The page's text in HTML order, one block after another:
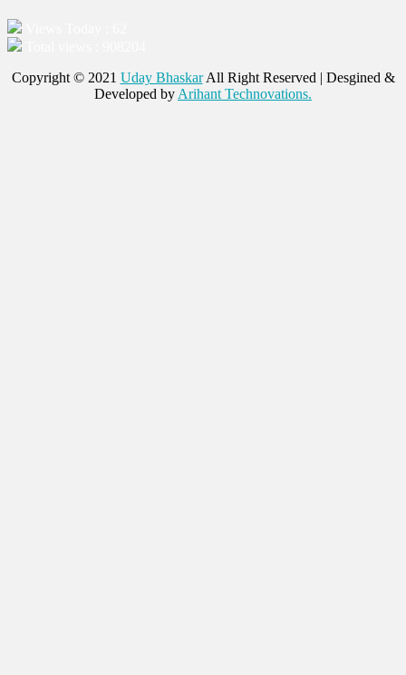
Copyright © 2021 Uday BhaskarAll Right Reserved | Desgined &
Developed by Arihant Technovations.